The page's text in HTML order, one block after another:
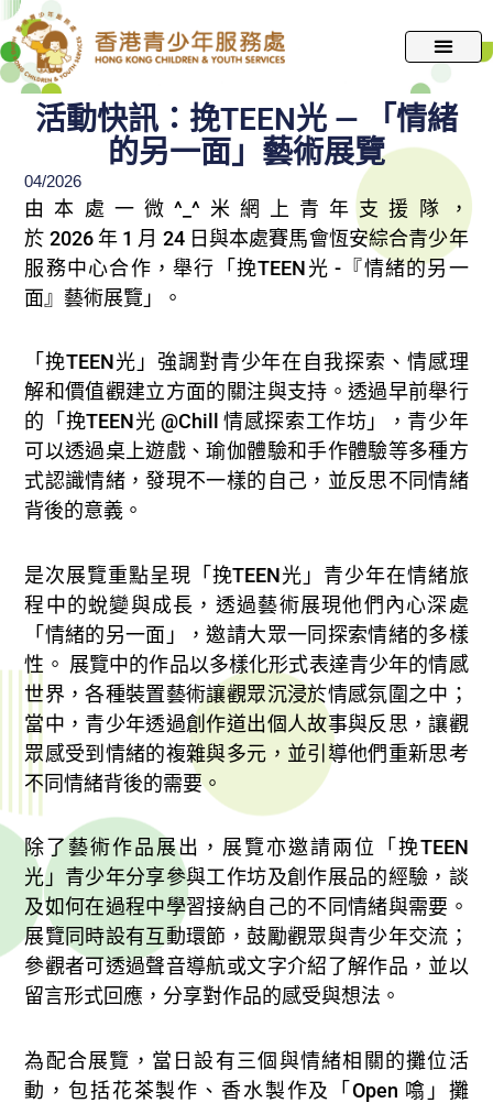
跳
至
主
活動快訊：挽TEEN光 — 「情緒
的另一面」藝術展覽
04/2026
由本處一微^_^米網上青年支援隊，
於 2026 年 1 月 24 日與本處賽馬會恆安綜合青少年
服務中心合作，舉行「挽TEEN光 -『情緒的另一
面』藝術展覽」。​
「挽TEEN光」強調對青少年在自我探索、情感理
解和價值觀建立方面的關注與支持。透過早前舉行
的「挽TEEN光 @Chill 情感探索工作坊」，青少年
可以透過桌上遊戲、瑜伽體驗和手作體驗等多種方
式認識情緒，發現不一樣的自己，並反思不同情緒
背後的意義。
是次展覽重點呈現「挽TEEN光」青少年在情緒旅
程中的蛻變與成長，透過藝術展現他們內心深處
「情緒的另一面」，邀請大眾一同探索情緒的多樣
性。 展覽中的作品以多樣化形式表達青少年的情感
世界，各種裝置藝術讓觀眾沉浸於情感氛圍之中；
當中，青少年透過創作道出個人故事與反思，讓觀
眾感受到情緒的複雜與多元，並引導他們重新思考
不同情緒背後的需要。
除了藝術作品展出，展覽亦邀請兩位「挽TEEN
光」青少年分享參與工作坊及創作展品的經驗，談
及如何在過程中學習接納自己的不同情緒與需要。
展覽同時設有互動環節，鼓勵觀眾與青少年交流；
參觀者可透過聲音導航或文字介紹了解作品，並以
留言形式回應，分享對作品的感受與想法。
為配合展覽，當日設有三個與情緒相關的攤位活
動，包括花茶製作、香水製作及「Open 噏」攤